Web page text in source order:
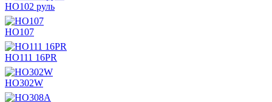
HO102 руль
HO107
HO111 16PR
HO302W